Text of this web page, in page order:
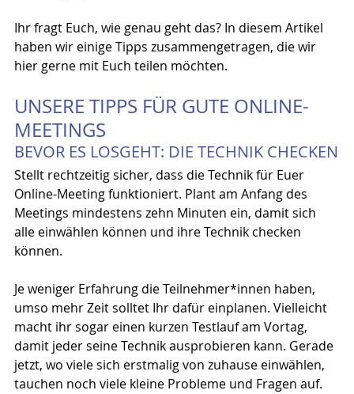
Ihr fragt Euch, wie genau geht das? In diesem Artikel
haben wir einige Tipps zusammengetragen, die wir
hier gerne mit Euch teilen möchten.
UNSERE TIPPS FÜR GUTE ONLINE-
MEETINGS
BEVOR ES LOSGEHT: DIE TECHNIK CHECKEN
Stellt rechtzeitig sicher, dass die Technik für Euer
Online-Meeting funktioniert. Plant am Anfang des
Meetings mindestens zehn Minuten ein, damit sich
alle einwählen können und ihre Technik checken
können.
Je weniger Erfahrung die Teilnehmer*innen haben,
umso mehr Zeit solltet Ihr dafür einplanen. Vielleicht
macht ihr sogar einen kurzen Testlauf am Vortag,
damit jeder seine Technik ausprobieren kann. Gerade
jetzt, wo viele sich erstmalig von zuhause einwählen,
tauchen noch viele kleine Probleme und Fragen auf.